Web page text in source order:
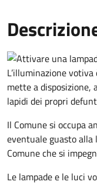
L’illuminazione
mette a disposizione,
lapidi dei propri
Il Comune si occupa
eventuale guasto alla
Comune che si
Le lampade e le luci